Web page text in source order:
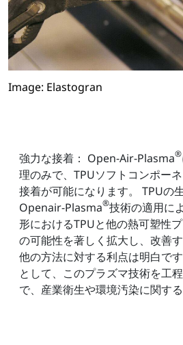
Image: Elastogran
強力な接着： Open-Air-Plasma®
理のみで、TPUソフトコンポー
接着が可能になります。 TPUの
Openair-Plasma®技術の適用に
形におけるTPUと他の熱可塑性
の可能性を著しく拡大し、改善
他の方法に対する利点は明白で
として、このプラズマ技術を工
で、産業衛生や環境汚染に関す